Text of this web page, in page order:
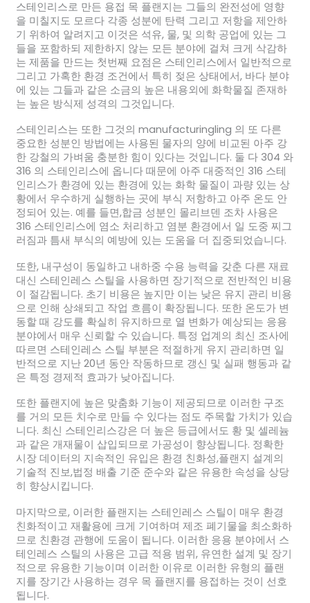
스테인리스로 만든 용접 목 플랜지는 그들의 완전성에 영향
을 미칠지도 모르다 각종 성분에 탄력 그리고 저항을 제안하
기 위하여 알려지고 이것은 석유, 물, 및 의학 공업에 있는 그
들을 포함하되 제한하지 않는 모든 분야에 걸쳐 크게 삭감하
는 제품을 만드는 첫번째 요점은 스테인리스에서 일반적으로
그리고 가혹한 환경 조건에서 특히 젖은 상태에서, 바다 분야
에 있는 그들과 같은 소금의 높은 내용외에 화학물질 존재하
는 높은 방식제 성격의 그것입니다.
스테인리스는 또한 그것의 manufacturingling 의 또 다른
중요한 성분인 방법에는 사용된 물자의 양에 비교된 아주 강
한 강철의 가벼움 충분한 힘이 있다는 것입니다. 둘 다 304 와
316 의 스테인리스에 옵니다 때문에 아주 대중적인 316 스테
인리스가 환경에 있는 환경에 있는 화학 물질이 과량 있는 상
황에서 우수하게 실행하는 곳에 부식 저항하고 아주 온도 안
정되어 있는. 예를 들면,합금 성분인 몰리브덴 조차 사용은
316 스테인리스에 염소 처리하고 염분 환경에서 일 도중 찌그
러짐과 틈새 부식의 예방에 있는 도움을 더 집중되었습니다.
또한, 내구성이 동일하고 내하중 수용 능력을 갖춘 다른 재료
대신 스테인레스 스틸을 사용하면 장기적으로 전반적인 비용
이 절감됩니다. 초기 비용은 높지만 이는 낮은 유지 관리 비용
으로 인해 상쇄되고 작업 흐름이 확장됩니다. 또한 온도가 변
동할 때 강도를 확실히 유지하므로 열 변화가 예상되는 응용
분야에서 매우 신뢰할 수 있습니다. 특정 업계의 최신 조사에
따르면 스테인레스 스틸 부분은 적절하게 유지 관리하면 일
반적으로 지난 20년 동안 작동하므로 갱신 및 실패 행동과 같
은 특정 경제적 효과가 낮아집니다.
또한 플랜지에 높은 맞춤화 기능이 제공되므로 이러한 구조
를 거의 모든 치수로 만들 수 있다는 점도 주목할 가치가 있습
니다. 최신 스테인리스강은 더 높은 등급에서도 황 및 셀레늄
과 같은 개재물이 삽입되므로 가공성이 향상됩니다. 정확한
시장 데이터의 지속적인 유입은 환경 친화성,플랜지 설계의
기술적 진보,법정 배출 기준 준수와 같은 유용한 속성을 상당
히 향상시킵니다.
마지막으로, 이러한 플랜지는 스테인레스 스틸이 매우 환경
친화적이고 재활용에 크게 기여하며 제조 폐기물을 최소화하
므로 친환경 관행에 도움이 됩니다. 이러한 응용 분야에서 스
테인레스 스틸의 사용은 고급 적용 범위, 유연한 설계 및 장기
적으로 유용한 기능이며 이러한 이유로 이러한 유형의 플랜
지를 장기간 사용하는 경우 목 플랜지를 용접하는 것이 선호
됩니다.